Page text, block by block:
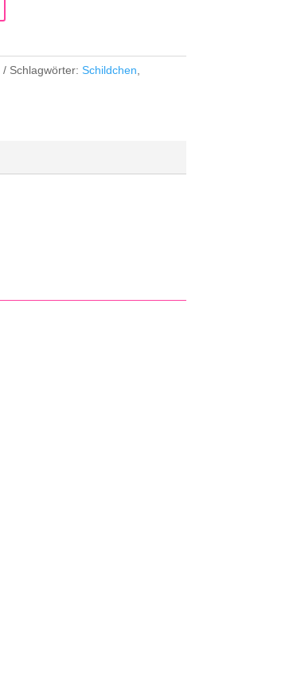
Schlagwörter:Schildchen